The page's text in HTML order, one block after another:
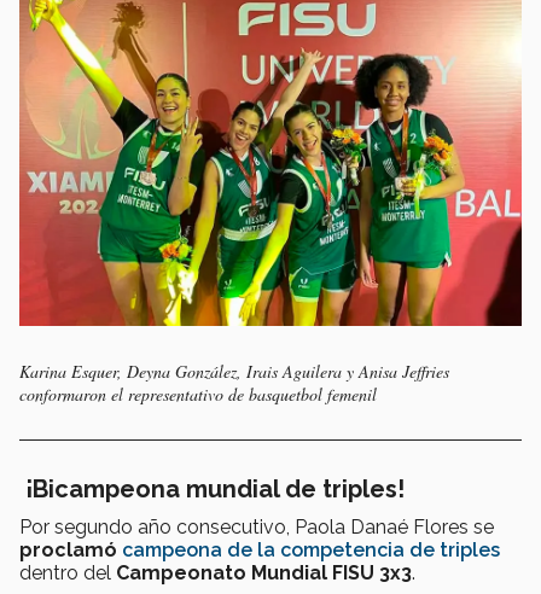
Karina Esquer, Deyna González, Irais Aguilera y Anisa Jeffries
conformaron el representativo de basquetbol femenil
¡Bicampeona mundial de triples!
Por segundo año consecutivo, Paola Danaé Flores se
proclamó campeona de la competencia de triples
dentro del Campeonato Mundial FISU 3x3.